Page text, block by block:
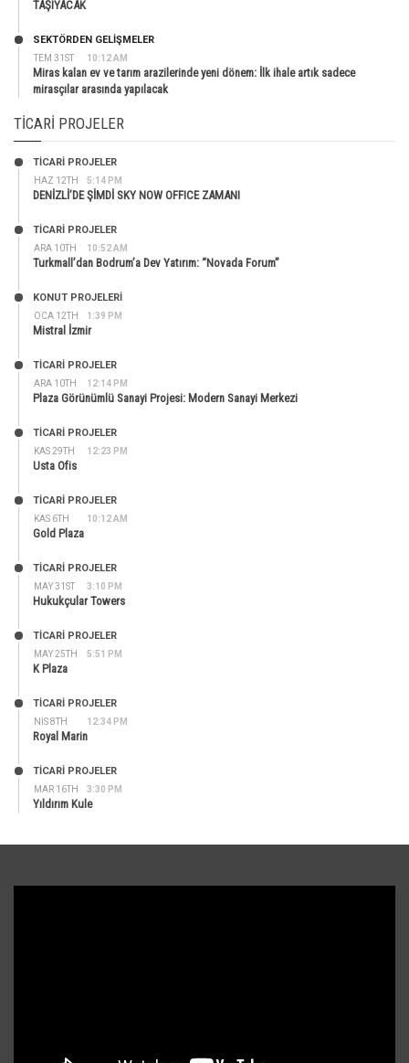
TAŞIYACAK
TEM 31ST 10:12 AM
SEKTÖRDEN GELIŞMELER
Miras kalan ev ve tarım arazilerinde yeni dönem: İlk ihale artık sadece
mirasçılar arasında yapılacak
TICARI PROJELER
HAZ 12TH 5:14 PM
TİCARİ PROJELER
DENİZLİ’DE ŞİMDİ SKY NOW OFFICE ZAMANI
ARA 10TH 10:52 AM
TİCARİ PROJELER
Turkmall’dan Bodrum’a Dev Yatırım: “Novada Forum”
OCA 12TH 1:39 PM
KONUT PROJELERI
Mistral İzmir
ARA 10TH 12:14 PM
TİCARİ PROJELER
Plaza Görünümlü Sanayi Projesi: Modern Sanayi Merkezi
KAS 29TH 12:23 PM
TİCARİ PROJELER
Usta Ofis
KAS 6TH 10:12 AM
TİCARİ PROJELER
Gold Plaza
MAY 31ST 3:10 PM
TİCARİ PROJELER
Hukukçular Towers
MAY 25TH 5:51 PM
TİCARİ PROJELER
K Plaza
NIS 8TH 12:34 PM
TİCARİ PROJELER
Royal Marin
MAR 16TH 3:30 PM
TİCARİ PROJELER
Yıldırım Kule